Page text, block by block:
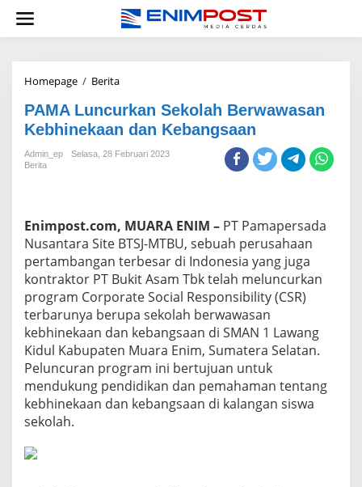
konten
Homepage / BeritaPAMA
Sekolah
Berwawasan
Kebhinekaan
dan
PAMA Luncurkan Sekolah Berwawasan
Kebhinekaan dan Kebangsaan
Admin_ep
Selasa, 28 Februari 2023
Berita
Enimpost.com, MUARA ENIM – PT Pamapersada
Nusantara Site BTSJ-MTBU, sebuah perusahaan
pertambangan terbesar di Indonesia yang juga
kontraktor PT Bukit Asam Tbk telah meluncurkan
program Corporate Social Responsibility (CSR)
terbarunya berupa sekolah berwawasan
kebhinekaan dan kebangsaan di SMAN 1 Lawang
Kidul Kabupaten Muara Enim, Sumatera Selatan.
Peluncuran program ini bertujuan untuk
mendukung pendidikan dan pemahaman tentang
kebhinekaan dan kebangsaan di kalangan siswa
sekolah.